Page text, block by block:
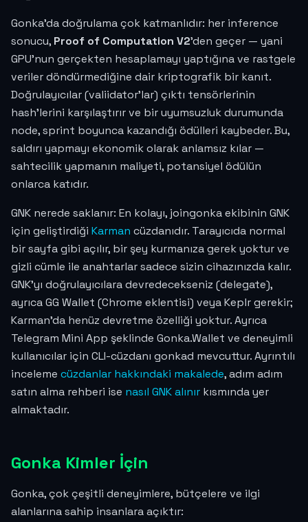
Gonka'da doğrulama çok katmanlıdır: her inference
sonucu, Proof of Computation V2'den geçer — yani
GPU'nun gerçekten hesaplamayı yaptığına ve rastgele
veriler döndürmediğine dair kriptografik bir kanıt.
Doğrulayıcılar (valiidator'lar) çıktı tensörlerinin
hash'lerini karşılaştırır ve bir uyumsuzluk durumunda
node, sprint boyunca kazandığı ödülleri kaybeder. Bu,
saldırı yapmayı ekonomik olarak anlamsız kılar —
sahtecilik yapmanın maliyeti, potansiyel ödülün
onlarca katıdır.
GNK nerede saklanır: En kolayı, joingonka ekibinin GNK
için geliştirdiği Karman cüzdanıdır. Tarayıcıda normal
bir sayfa gibi açılır, bir şey kurmanıza gerek yoktur ve
gizli cümle ile anahtarlar sadece sizin cihazınızda kalır.
GNK'yı doğrulayıcılara devredecekseniz (delegate),
ayrıca GG Wallet (Chrome eklentisi) veya Keplr gerekir;
Karman'da henüz devretme özelliği yoktur. Ayrıca
Telegram Mini App şeklinde Gonka.Wallet ve deneyimli
kullanıcılar için CLI-cüzdanı gonkad mevcuttur. Ayrıntılı
inceleme cüzdanlar hakkındaki makalede, adım adım
satın alma rehberi ise nasıl GNK alınır kısmında yer
almaktadır.
Gonka Kimler İçin
Gonka, çok çeşitli deneyimlere, bütçelere ve ilgi
alanlarına sahip insanlara açıktır: